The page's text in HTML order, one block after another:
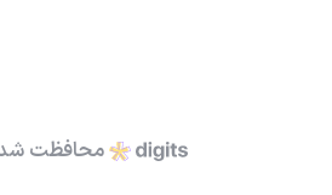
محافظت شده توسط